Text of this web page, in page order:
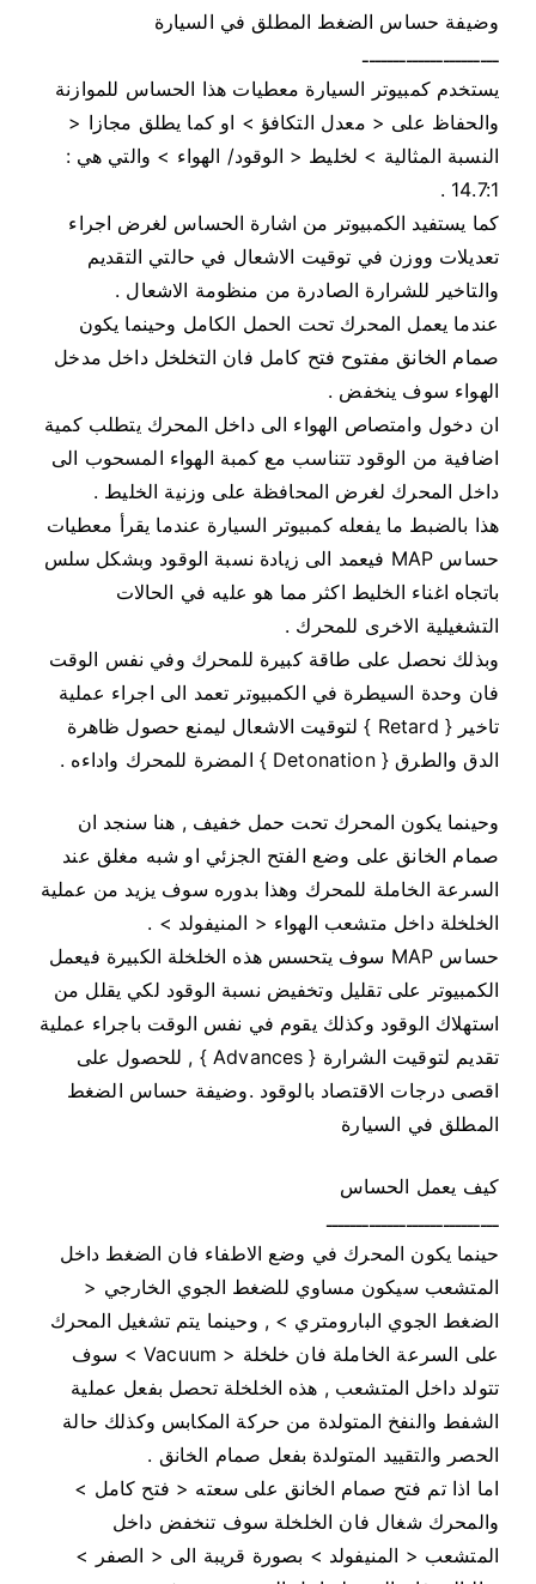
وضيفة حساس الضغط المطلق في السيارة
ــــــــــــــــــــــ
يستخدم كمبيوتر السيارة معطيات هذا الحساس للموازنة
والحفاظ على < معدل التكافؤ > او كما يطلق مجازا <
النسبة المثالية > لخليط < الوقود/ الهواء > والتي هي :
14.7:1 .
كما يستفيد الكمبيوتر من اشارة الحساس لغرض اجراء
تعديلات ووزن في توقيت الاشعال في حالتي التقديم
والتاخير للشرارة الصادرة من منظومة الاشعال .
عندما يعمل المحرك تحت الحمل الكامل وحينما يكون
صمام الخانق مفتوح فتح كامل فان التخلخل داخل مدخل
الهواء سوف ينخفض .
ان دخول وامتصاص الهواء الى داخل المحرك يتطلب كمية
اضافية من الوقود تتناسب مع كمبة الهواء المسحوب الى
داخل المحرك لغرض المحافظة على وزنية الخليط .
هذا بالضبط ما يفعله كمبيوتر السيارة عندما يقرأ معطيات
حساس MAP فيعمد الى زيادة نسبة الوقود وبشكل سلس
باتجاه اغناء الخليط اكثر مما هو عليه في الحالات
التشغيلية الاخرى للمحرك .
وبذلك نحصل على طاقة كبيرة للمحرك وفي نفس الوقت
فان وحدة السيطرة في الكمبيوتر تعمد الى اجراء عملية
تاخير { Retard } لتوقيت الاشعال ليمنع حصول ظاهرة
الدق والطرق { Detonation } المضرة للمحرك واداءه .
وحينما يكون المحرك تحت حمل خفيف , هنا سنجد ان
صمام الخانق على وضع الفتح الجزئي او شبه مغلق عند
السرعة الخاملة للمحرك وهذا بدوره سوف يزيد من عملية
الخلخلة داخل متشعب الهواء < المنيفولد > .
حساس MAP سوف يتحسس هذه الخلخلة الكبيرة فيعمل
الكمبيوتر على تقليل وتخفيض نسبة الوقود لكي يقلل من
استهلاك الوقود وكذلك يقوم في نفس الوقت باجراء عملية
تقديم لتوقيت الشرارة { Advances } , للحصول على
اقصى درجات الاقتصاد بالوقود .وضيفة حساس الضغط
المطلق في السيارة
كيف يعمل الحساس
ــــــــــــــــــــــــــــ
حينما يكون المحرك في وضع الاطفاء فان الضغط داخل
المتشعب سيكون مساوي للضغط الجوي الخارجي <
الضغط الجوي البارومتري > , وحينما يتم تشغيل المحرك
على السرعة الخاملة فان خلخلة < Vacuum > سوف
تتولد داخل المتشعب , هذه الخلخلة تحصل بفعل عملية
الشفط والنفخ المتولدة من حركة المكابس وكذلك حالة
الحصر والتقييد المتولدة بفعل صمام الخانق .
اما اذا تم فتح صمام الخانق على سعته < فتح كامل >
والمحرك شغال فان الخلخلة سوف تنخفض داخل
المتشعب < المنيفولد > بصورة قريبة الى < الصفر >